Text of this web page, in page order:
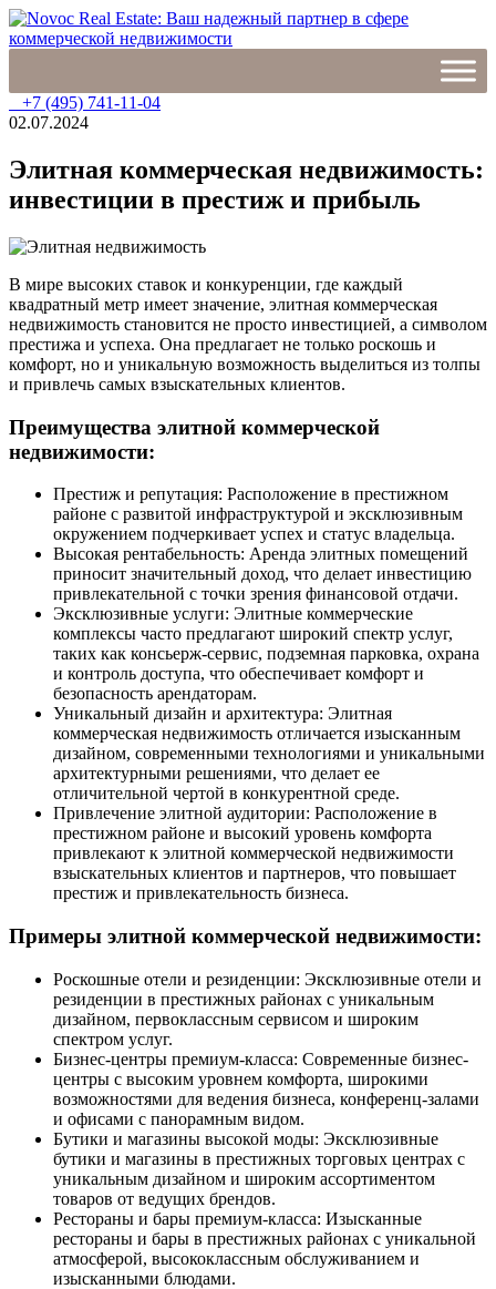
Skip
to
коммерческой недвижимости
Novoc Real Estate — это команда опытных специалистов,
которые помогут вам найти идеальный объект коммерческой
недвижимости.
+7 (495) 741-11-04
02.07.2024
Элитная коммерческая недвижимость:
инвестиции в престиж и прибыль
В мире высоких ставок и конкуренции, где каждый
квадратный метр имеет значение, элитная коммерческая
недвижимость становится не просто инвестицией, а символом
престижа и успеха. Она предлагает не только роскошь и
комфорт, но и уникальную возможность выделиться из толпы
и привлечь самых взыскательных клиентов.
Преимущества элитной коммерческой
недвижимости:
Престиж и репутация: Расположение в престижном
районе с развитой инфраструктурой и эксклюзивным
окружением подчеркивает успех и статус владельца.
Высокая рентабельность: Аренда элитных помещений
приносит значительный доход, что делает инвестицию
привлекательной с точки зрения финансовой отдачи.
Эксклюзивные услуги: Элитные коммерческие
комплексы часто предлагают широкий спектр услуг,
таких как консьерж-сервис, подземная парковка, охрана
и контроль доступа, что обеспечивает комфорт и
безопасность арендаторам.
Уникальный дизайн и архитектура: Элитная
коммерческая недвижимость отличается изысканным
дизайном, современными технологиями и уникальными
архитектурными решениями, что делает ее
отличительной чертой в конкурентной среде.
Привлечение элитной аудитории: Расположение в
престижном районе и высокий уровень комфорта
привлекают к элитной коммерческой недвижимости
взыскательных клиентов и партнеров, что повышает
престиж и привлекательность бизнеса.
Примеры элитной коммерческой недвижимости:
Роскошные отели и резиденции: Эксклюзивные отели и
резиденции в престижных районах с уникальным
дизайном, первоклассным сервисом и широким
спектром услуг.
Бизнес-центры премиум-класса: Современные бизнес-
центры с высоким уровнем комфорта, широкими
возможностями для ведения бизнеса, конференц-залами
и офисами с панорамным видом.
Бутики и магазины высокой моды: Эксклюзивные
бутики и магазины в престижных торговых центрах с
уникальным дизайном и широким ассортиментом
товаров от ведущих брендов.
Рестораны и бары премиум-класса: Изысканные
рестораны и бары в престижных районах с уникальной
атмосферой, высококлассным обслуживанием и
изысканными блюдами.